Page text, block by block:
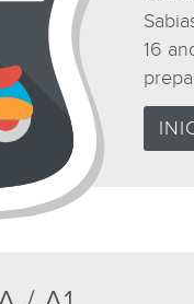
16